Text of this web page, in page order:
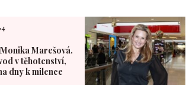
Marešová.
v těhotenství,
dny k milence